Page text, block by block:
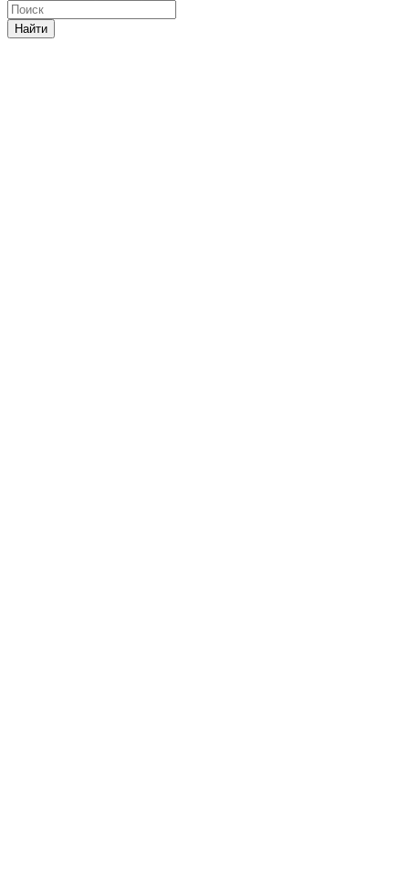
Найти